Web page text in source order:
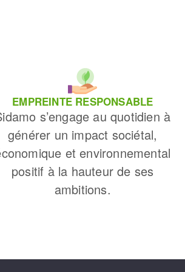
EMPREINTE RESPONSABLE
s’engage au quotidien à
générer un impact sociétal,
et environnemental
positif à la hauteur de ses
ambitions.